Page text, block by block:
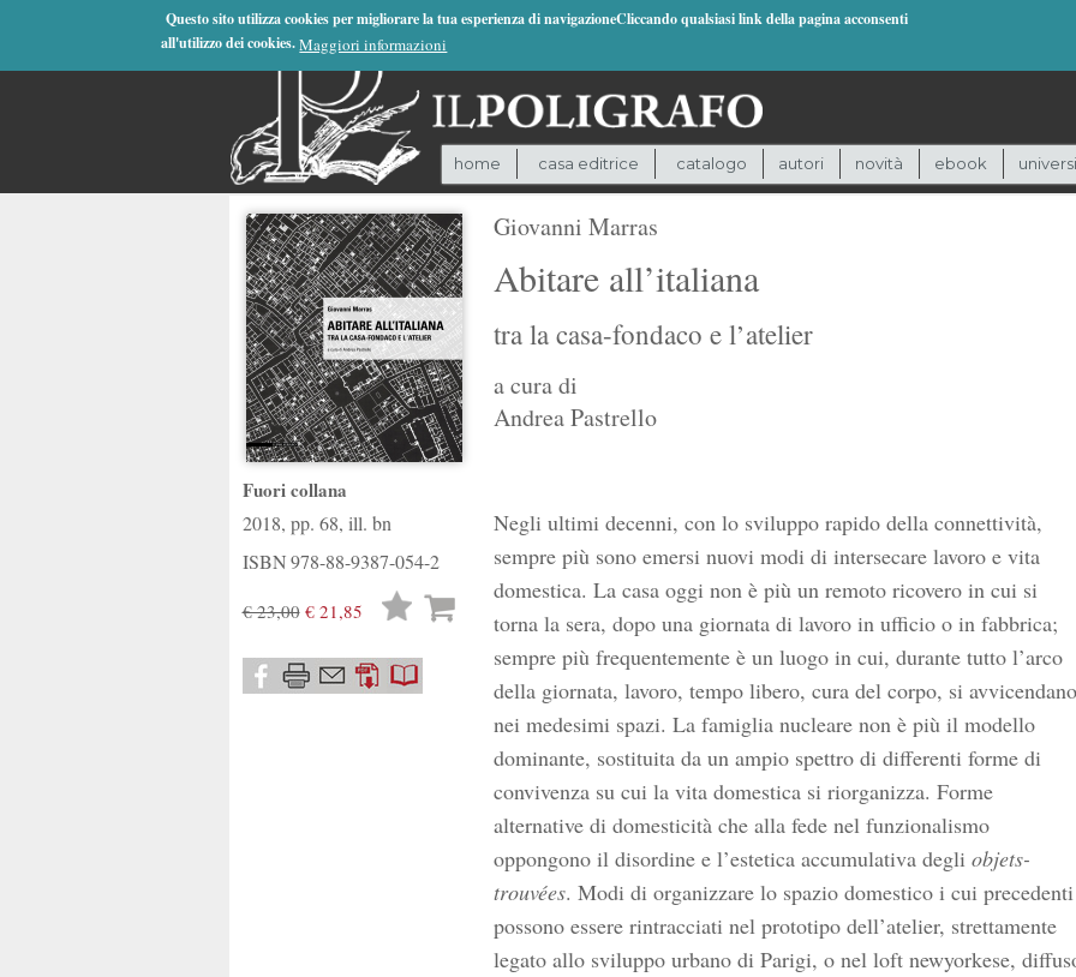
Questo sito utilizza cookies per migliorare la tua esperienza di navigazioneCliccando qualsiasi link della pagina acconsenti
all'utilizzo dei cookies. Maggiori informazioni
home casa editrice catalogo autori novità ebook
Fuori collana
2018, pp. 68, ill. bn
ISBN978-88-9387-054-2
€ 23,00€ 21,85
Lista
Giovanni Marras
Abitare all’italiana
tra la casa-fondaco e l’atelier
a cura di
Andrea Pastrello
Negli ultimi decenni, con lo sviluppo rapido della connettività,
sempre più sono emersi nuovi modi di intersecare lavoro e vita
domestica. La casa oggi non è più un remoto ricovero in cui si
torna la sera, dopo una giornata di lavoro in ufficio o in fabbrica;
sempre più frequentemente è un luogo in cui, durante tutto l’arco
della giornata, lavoro, tempo libero, cura del corpo, si avvicendano
nei medesimi spazi. La famiglia nucleare non è più il modello
dominante, sostituita da un ampio spettro di differenti forme di
convivenza su cui la vita domestica si riorganizza. Forme
alternative di domesticità che alla fede nel funzionalismo
oppongono il disordine e l’estetica accumulativa degli objets-
trouvées. Modi di organizzare lo spazio domestico i cui precedenti
possono essere rintracciati nel prototipo dell’atelier, strettamente
legato allo sviluppo urbano di Parigi, o nel loft newyorkese,